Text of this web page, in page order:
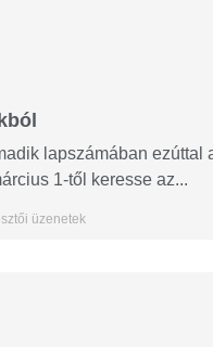
lapszámában ezúttal
1-től keresse az...
üzenetek